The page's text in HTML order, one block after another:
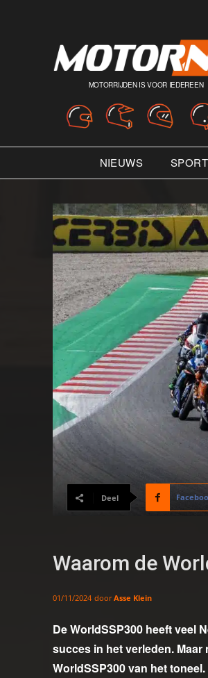
MOTORRIJDEN IS VOOR IEDEREEN
NIEUWS SPORT
Deel
Waarom de
01/11/2024 door Asse Klein
De WorldSSP300 heeft veel
succes in het verleden. Maar
WorldSSP300 van het